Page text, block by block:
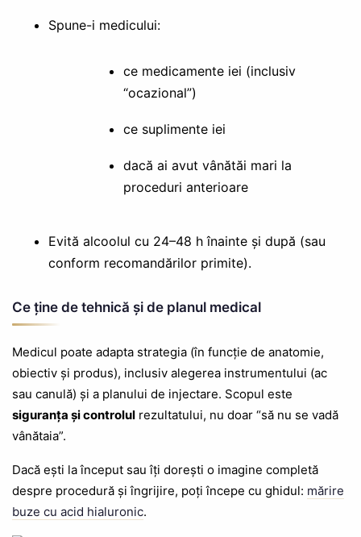
Spune-i medicului:
ce medicamente iei (inclusiv
“ocazional”)
ce suplimente iei
dacă ai avut vânătăi mari la
proceduri anterioare
Evită alcoolul cu 24–48 h înainte și după (sau
conform recomandărilor primite).
Ce ține de tehnică și de planul medical
Medicul poate adapta strategia (în funcție de anatomie,
obiectiv și produs), inclusiv alegerea instrumentului (ac
sau canulă) și a planului de injectare. Scopul este
siguranța și controlul rezultatului, nu doar “să nu se vadă
vânătaia”.
Dacă ești la început sau îți dorești o imagine completă
despre procedură și îngrijire, poți începe cu ghidul: mărire
buze cu acid hialuronic.